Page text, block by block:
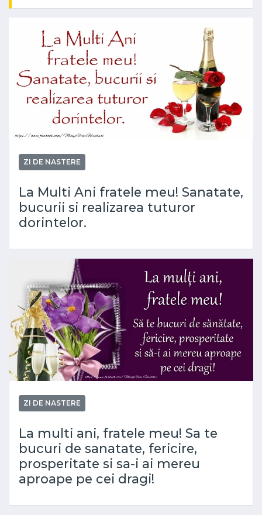
ZI DE NASTERE
La Multi Ani fratele meu! Sanatate,
bucurii si realizarea tuturor
dorintelor.
ZI DE NASTERE
La multi ani, fratele meu! Sa te
bucuri de sanatate, fericire,
prosperitate si sa-i ai mereu
aproape pe cei dragi!